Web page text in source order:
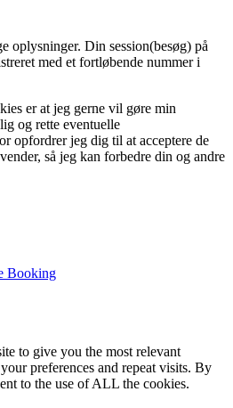
oplysninger. Din session(besøg) på
med et fortløbende nummer i
er at jeg gerne vil gøre min
og rette eventuelle
opfordrer jeg dig til at acceptere de
så jeg kan forbedre din og andre
Booking
to give you the most relevant
preferences and repeat visits. By
to the use of ALL the cookies.